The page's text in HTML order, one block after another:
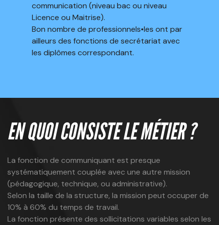
communication (niveau bac ou niveau
Licence ou Maitrise).
Bon nombre de professionnels•les ont par
ailleurs des fonctions de secrétariat avec
les diplômes correspondant.
EN QUOI CONSISTE LE MÉTIER ?
La fonction de communiquant est presque
systématiquement couplée avec une autre mission
(pédagogique, technique, ou administrative).
Selon la taille de la structure, la mission peut occuper de
10% à 60% du temps de travail.
La fonction présente des sollicitations variables selon les